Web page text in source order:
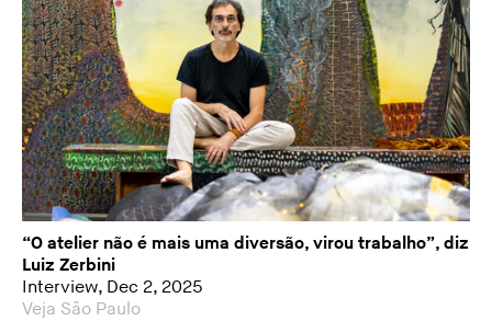
“O atelier não é mais uma diversão, virou trabalho”, diz
Luiz Zerbini
Interview, Dec 2, 2025
Veja São Paulo